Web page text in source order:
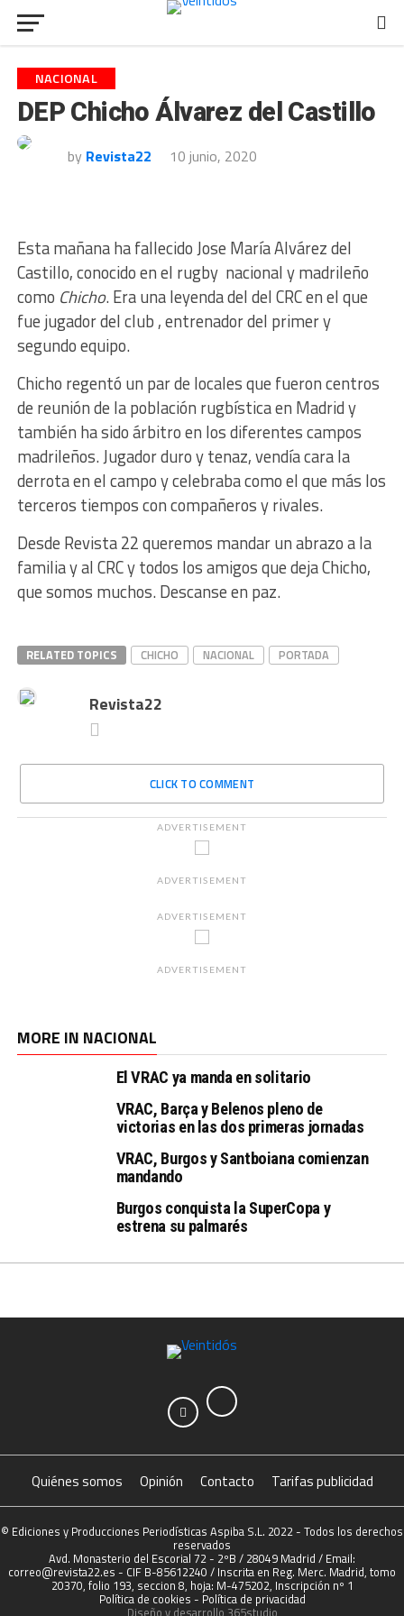
NACIONAL
DEP Chicho Álvarez del Castillo
by Revista22 10 junio, 2020
Esta mañana ha fallecidoJose María Alvárez del
Castillo, conocido en el rugby nacional y madrileño
como Chicho. Era una leyenda del del CRC en el que
fue jugadordel club , entrenador del primer y
segundo equipo.
Chicho regentó un par de locales que fueron centros
de reunión de la población rugbística en Madrid y
también ha sido árbitro en los diferentes campos
madrileños. Jugador duro y tenaz, vendía cara la
derrota en el campo y celebraba como el que más los
terceros tiempos con compañeros y rivales.
Desde Revista 22 queremos mandar un abrazo a la
familia y al CRC y todos los amigos que deja Chicho,
que somos muchos. Descanse en paz.
RELATED TOPICS CHICHO NACIONAL PORTADA
Revista22
CLICK TO COMMENT
ADVERTISEMENT
ADVERTISEMENT
ADVERTISEMENT
ADVERTISEMENT
MORE IN NACIONAL
El VRAC ya manda en solitario
VRAC, Barça y Belenos pleno de
victorias en las dos primeras jornadas
VRAC, Burgos y Santboiana comienzan
mandando
Burgos conquista la SuperCopa y
estrena su palmarés
Quiénes somos Opinión Contacto Tarifas publicidad
© Ediciones y Producciones Periodísticas Aspiba S.L. 2022 - Todos los derechos
reservados
Avd. Monasterio del Escorial 72 - 2ºB / 28049 Madrid / Email:
correo@revista22.es - CIF B-85612240 / Inscrita en Reg. Merc. Madrid, tomo
20370, folio 193, seccion 8, hoja: M-475202, Inscripción nº 1
Política de cookies - Política de privacidad
Diseño y desarrollo 365studio